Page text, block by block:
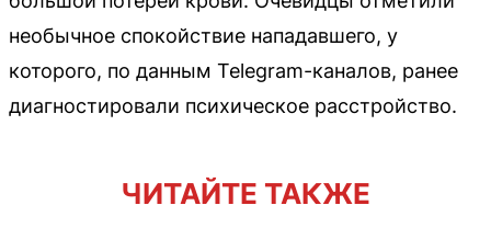
необычное спокойствие нападавшего, у
которого, по данным Telegram-каналов, ранее
диагностировали психическое расстройство.
ЧИТАЙТЕ ТАКЖЕ